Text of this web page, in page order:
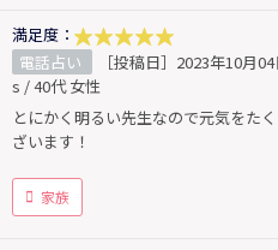
満足度：
電話占い
［投稿日］2023年10月
s / 40代 女性
とにかく明るい先生なので元気をた
ざいます！
家族